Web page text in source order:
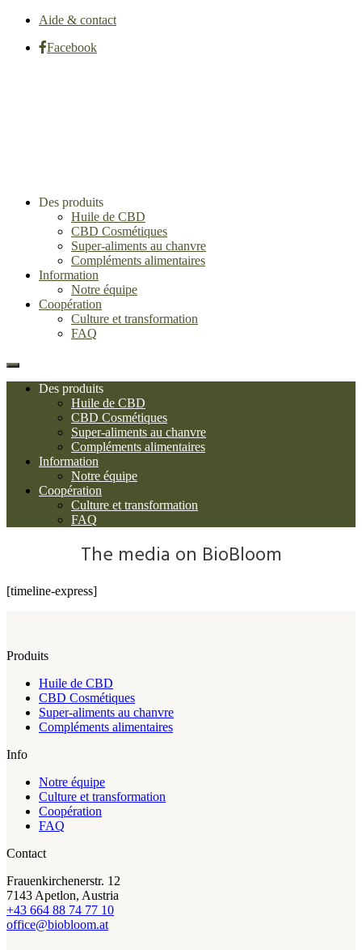
Aide & contact
Facebook
Des produits
Huile de CBD
CBD Cosmétiques
Super-aliments au chanvre
Compléments alimentaires
Information
Notre équipe
Coopération
Culture et transformation
FAQ
Des produits
Huile de CBD
CBD Cosmétiques
Super-aliments au chanvre
Compléments alimentaires
Information
Notre équipe
Coopération
Culture et transformation
FAQ
The media on BioBloom
[timeline-express]
Produits
Huile de CBD
CBD Cosmétiques
Super-aliments au chanvre
Compléments alimentaires
Info
Notre équipe
Culture et transformation
Coopération
FAQ
Contact
Frauenkirchenerstr. 12
7143 Apetlon, Austria
+43 664 88 74 77 10
office@biobloom.at